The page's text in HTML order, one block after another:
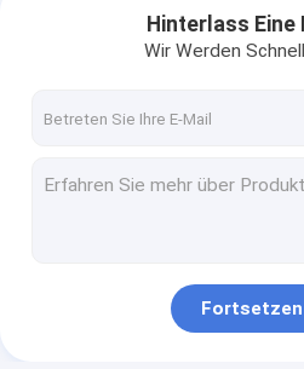
Fabrik-Ausflug
Fordern Sie ein Zitat
Hinterlass Eine
Wir Werden
Fortsetzen